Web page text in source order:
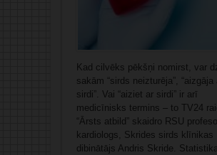
Kad cilvēks pēkšņi nomirst, var
sakām “sirds neizturēja”, “aizgāja
sirdi”. Vai “aiziet ar sirdi” ir arī
medicīnisks termins – to TV24
“Ārsts atbild” skaidro RSU
kardiologs, Skrides sirds klīnikas
dibinātājs Andris Skride.